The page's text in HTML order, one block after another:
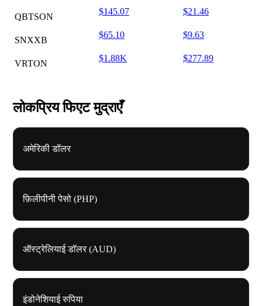
QBTSON
$145.07 $21.46
SNXXB
$65.10 $9.63
VRTON
$1.88K $277.89
लोकप्रिय फिएट मुद्राएँ
अमेरिकी डॉलर
फ़िलीपीनी पेसो (PHP)
ऑस्ट्रेलियाई डॉलर (AUD)
इंडोनेशियाई रुपिया